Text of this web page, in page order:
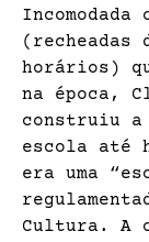
Incomodada
(recheadas
horários)
na época,
construiu a
escola até
era uma
Cultura. A